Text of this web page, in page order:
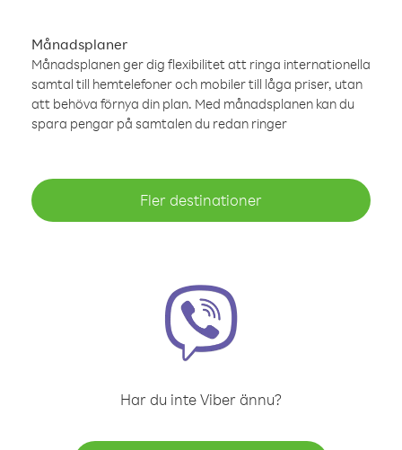
Månadsplaner
Månadsplanen ger dig flexibilitet att ringa internationella
samtal till hemtelefoner och mobiler till låga priser, utan
att behöva förnya din plan. Med månadsplanen kan du
spara pengar på samtalen du redan ringer
Fler destinationer
Har du inte Viber ännu?